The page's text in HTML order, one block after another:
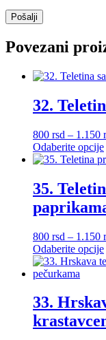
Povezani
32.
800 rsd – 1.150
Odaberite opcije
35.
800 rsd – 1.150
Odaberite opcije
33.